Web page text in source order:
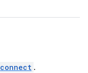
connect .